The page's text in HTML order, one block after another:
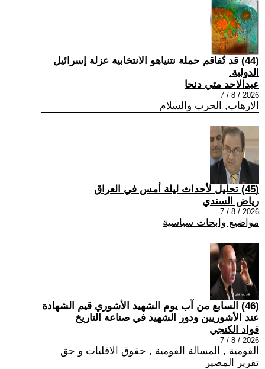
(44) قد تُفاقم حملة نتنياهو الانتخابية عزلة إسرائيل
الدولية.
عبدالاحد متي دنحا
2026 / 8 / 7
الارهاب, الحرب والسلام
(45) تحليل لأحداث ليلة أمس في العراق
رياض السندي
2026 / 8 / 7
مواضيع وابحاث سياسية
(46) السابع من آب يوم الشهيد الأشوري قيم الشهادة
عند الأشوريين ودور الشهيد في صناعة التاريخ
فواد الكنجي
2026 / 8 / 7
القومية , المسالة القومية , حقوق الاقليات و حق
تقرير المصير